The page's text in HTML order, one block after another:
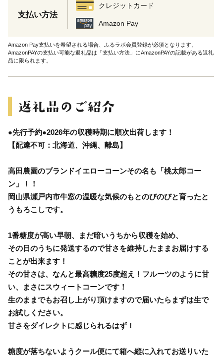
支払い方法
クレジットカード
Amazon Pay
Amazon Pay支払いを希望される場合、ふるラボ会員登録が必須となります。
AmazonPAYの支払い可能な返礼品は「支払い方法」にAmazonPAYの記載がある返礼
品に限られます。
●先行予約●2026年の収穫時期に順次出荷します！
【配達不可：北海道、沖縄、離島】
高田農園のブランドイエローコーンその名も「桃太郎コー
ン」！！
岡山県瀬戸内市牛窓の温暖な気候のもとのびのびと育ったと
うもろこしです。
1番糖度が高い早朝、まだ暗いうちから収穫を始め、
その日のうちに発送するので甘さを維持したままお届けする
ことが出来ます！
その甘さは、なんと最高糖度25度超え！フルーツのように甘
い、まさにスウィートコーンです！
生のままでもお召し上がり頂けますので届いたらまずは生で
お試しください。
甘さをダイレクトに感じられるはず！
糖度が落ちないようクール便にて箱へ縦に入れてお送りいた